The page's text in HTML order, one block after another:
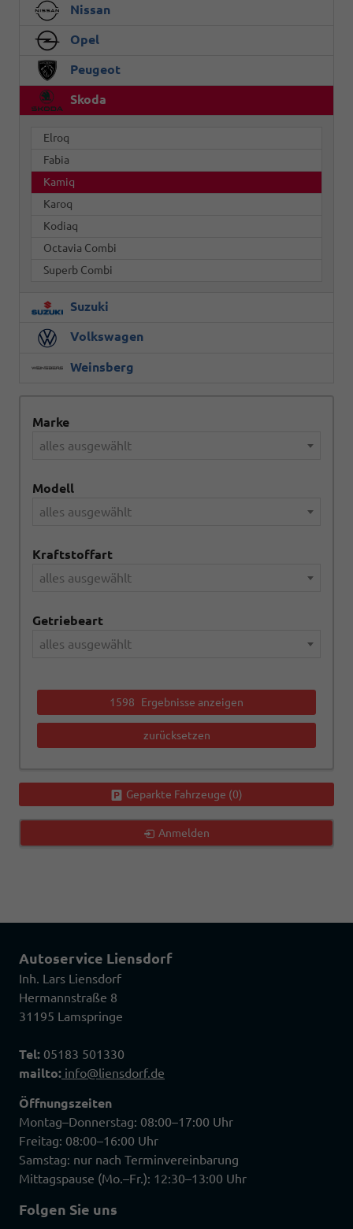
Nissan
Opel
Peugeot
Skoda
Elroq
Fabia
Kamiq
Karoq
Kodiaq
Octavia Combi
Superb Combi
Suzuki
Volkswagen
Weinsberg
Marke
alles ausgewählt
Modell
alles ausgewählt
Kraftstoffart
alles ausgewählt
Getriebeart
alles ausgewählt
1598 Ergebnisse anzeigen
zurücksetzen
Geparkte Fahrzeuge (0)
Anmelden
Autoservice Liensdorf
Inh. Lars Liensdorf
Hermannstraße 8
31195 Lamspringe
Tel: 05183 501330
mailto: info@liensdorf.de
Öffnungszeiten
Montag–Donnerstag: 08:00–17:00 Uhr
Freitag: 08:00–16:00 Uhr
Samstag: nur nach Terminvereinbarung
Mittagspause (Mo.–Fr.): 12:30–13:00 Uhr
Folgen Sie uns